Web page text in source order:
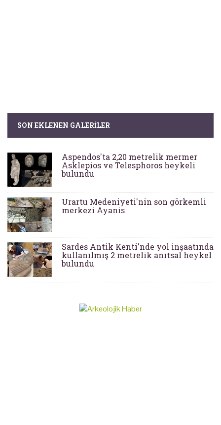
SON EKLENEN GALERILER
Aspendos'ta 2,20 metrelik mermer
Asklepios ve Telesphoros heykeli
bulundu
Urartu Medeniyeti'nin son görkemli
merkezi Ayanis
Sardes Antik Kenti'nde yol inşaatında
kullanılmış 2 metrelik anıtsal heykel
bulundu